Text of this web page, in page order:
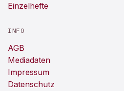
Einzelhefte
INFO
AGB
Mediadaten
Impressum
Datenschutz